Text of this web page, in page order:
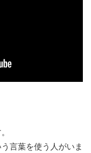
言葉を使う人がいま